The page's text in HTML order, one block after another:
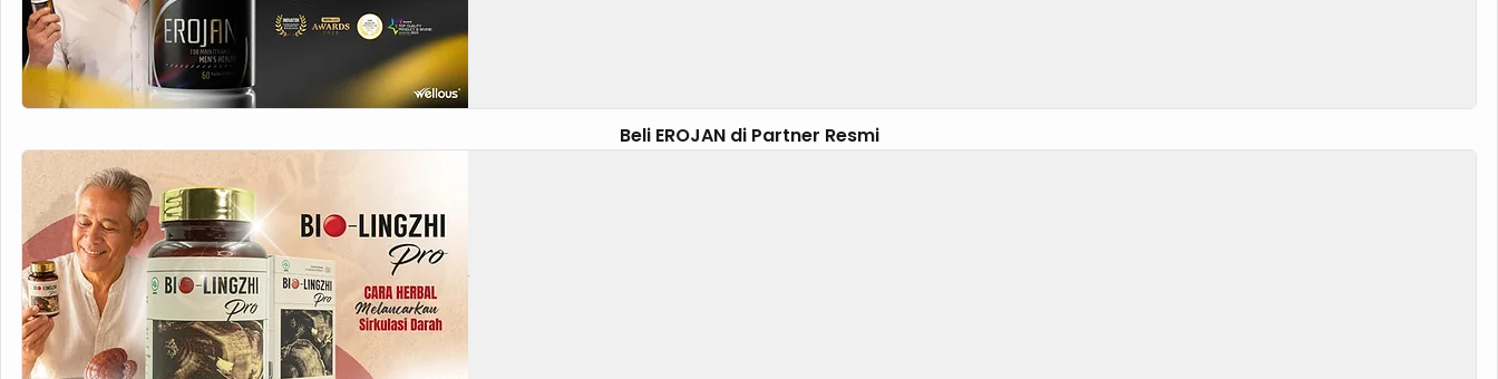
Beli EROJAN di Partner Resmi